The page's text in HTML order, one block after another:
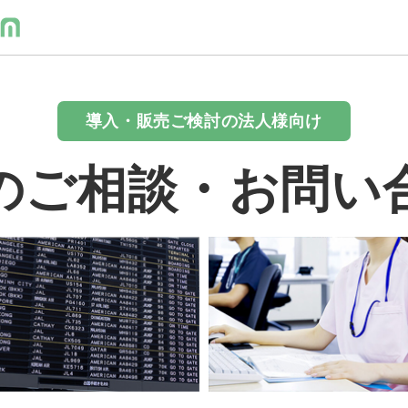
導入・販売ご検討の法人様向け
ご相談・お問い